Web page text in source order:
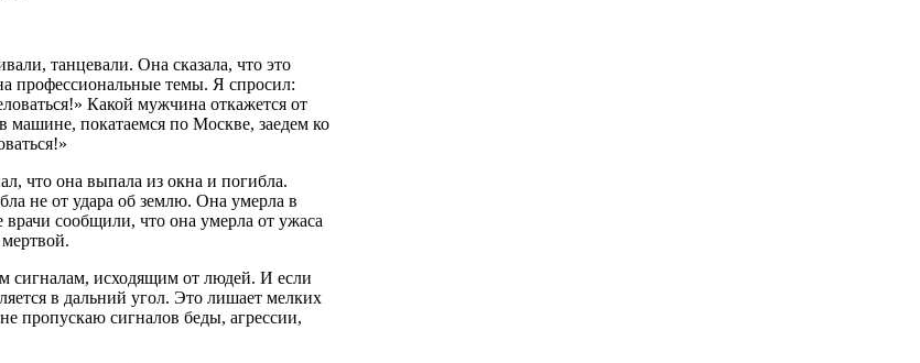
танцевали. Она сказала, что это
профессиональные темы. Я спросил:
Какой мужчина откажется от
покатаемся по Москве, заедем ко
что она выпала из окна и погибла.
не от удара об землю. Она умерла в
врачи сообщили, что она умерла от ужаса
сигналам, исходящим от людей. И если
в дальний угол. Это лишает мелких
пропускаю сигналов беды, агрессии,